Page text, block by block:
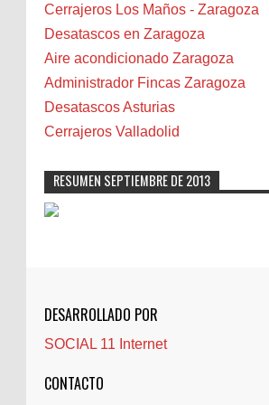
Bilbao
Biota
Camareta
Cáncer
Carmela Sauras
Carnavales
Castellón
Cerrajeros
Cocinas
Comentarios de la afición
Controller Zaragoza
Cerrajeros Los Maños - Zaragoza
Desatascos en Zaragoza
Aire acondicionado Zaragoza
Administrador Fincas Zaragoza
Desatascos Asturias
Cerrajeros Valladolid
RESUMEN SEPTIEMBRE DE 2013
DESARROLLADO POR
SOCIAL 11 Internet
CONTACTO